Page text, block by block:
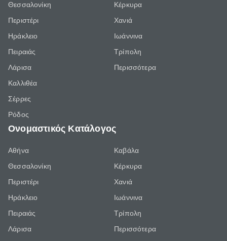
Θεσσαλονίκη
Περιστέρι
Ηράκλειο
Πειραιάς
Λάρισα
Καλλιθέα
Σέρρες
Ρόδος
Κέρκυρα
Χανιά
Ιωάννινα
Τρίπολη
Περισσότερα
Ονομαστικός Κατάλογος
Αθήνα
Θεσσαλονίκη
Περιστέρι
Ηράκλειο
Πειραιάς
Λάρισα
Καβάλα
Κέρκυρα
Χανιά
Ιωάννινα
Τρίπολη
Περισσότερα